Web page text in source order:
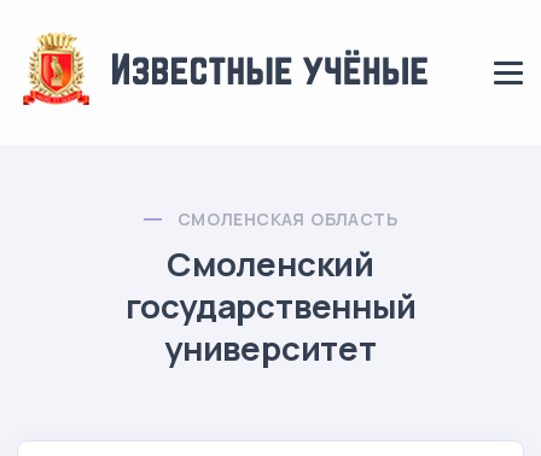
СМОЛЕНСКАЯ ОБЛАСТЬ
Смоленский
государственный
университет